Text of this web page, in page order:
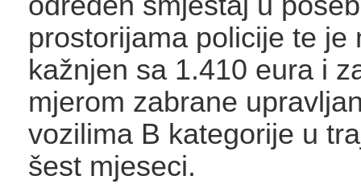
prostorijama policije te je
kažnjen sa 1.410 eura i
mjerom zabrane
vozilima B kategorije u
šest mjeseci.